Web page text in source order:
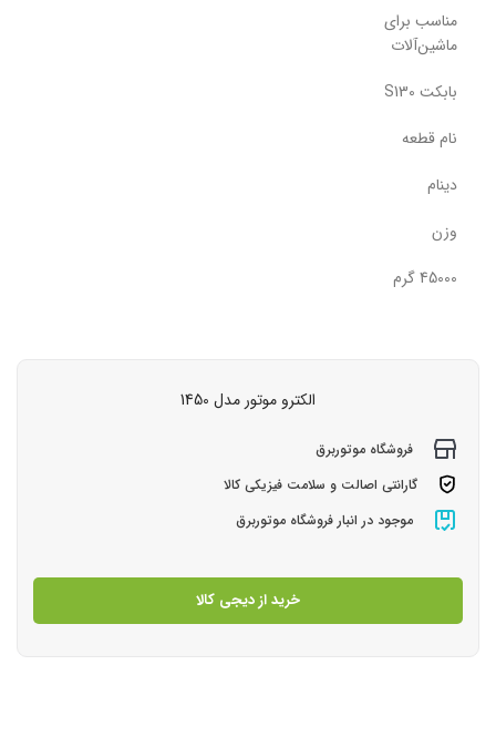
مناسب برای
ماشین‌آلات
بابکت S130
نام قطعه
دینام
وزن
45000 گرم
الکترو موتور مدل 1450
فروشگاه موتوربرق
گارانتی اصالت و سلامت فیزیکی کالا
موجود در انبار فروشگاه موتوربرق
خرید از دیجی کالا